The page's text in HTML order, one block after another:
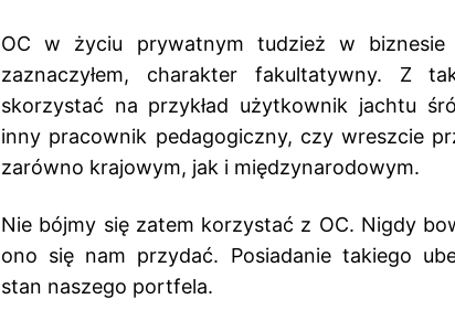
OC w życiu prywatnym tudzież w
zaznaczyłem, charakter fakultatywny. Z
skorzystać na przykład użytkownik jachtu
inny pracownik pedagogiczny, czy wreszcie
zarówno krajowym, jak i międzynarodowym.
Nie bójmy się zatem korzystać z OC. Nigdy
ono się nam przydać. Posiadanie takiego
stan naszego portfela.